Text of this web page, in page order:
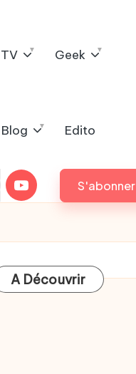
Geek
Edito
Youtube S'abonner
A Découvrir